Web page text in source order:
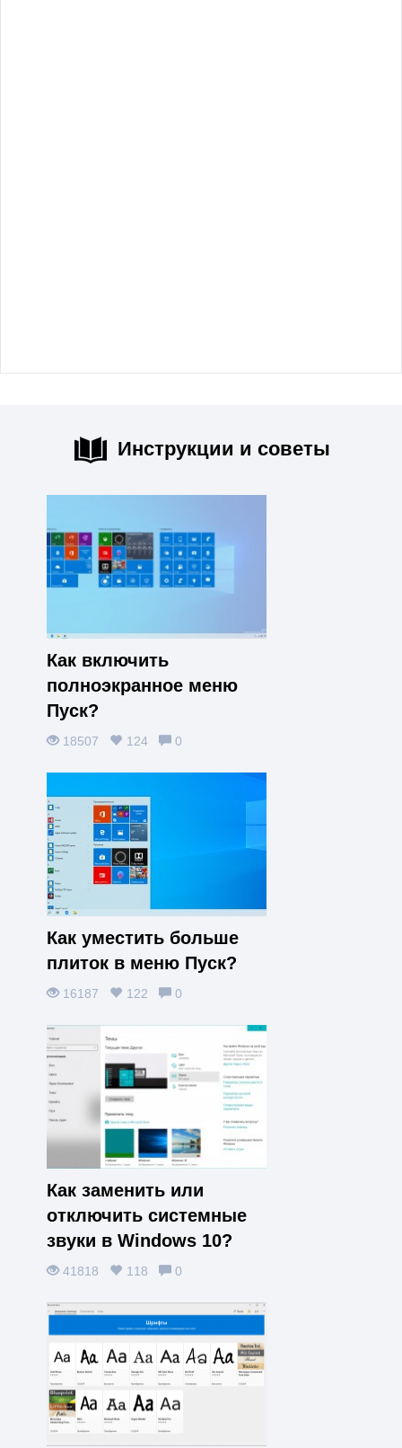
Инструкции и советы
Как включить
полноэкранное меню
Пуск?
18507 124 0
Как уместить больше
плиток в меню Пуск?
16187 122 0
Как заменить или
отключить системные
звуки в Windows 10?
41818 118 0